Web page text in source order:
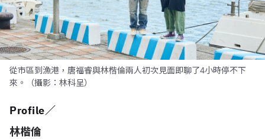
從市區到漁港，唐福睿與林楷倫兩人初次見面即聊了4小時停不下
來。（攝影：林科呈）
Profile／
林楷倫